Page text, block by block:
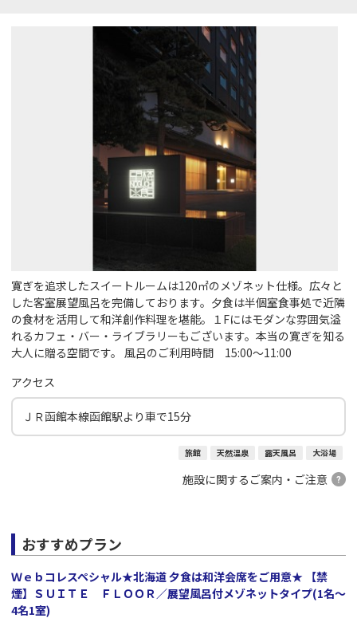
寛ぎを追求したスイートルームは120㎡のメゾネット仕様。広々と
した客室展望風呂を完備しております。夕食は半個室食事処で近隣
の食材を活用して和洋創作料理を堪能。１Fにはモダンな雰囲気溢
れるカフェ・バー・ライブラリーもございます。本当の寛ぎを知る
大人に贈る空間です。 風呂のご利用時間 15:00～11:00
アクセス
ＪＲ函館本線函館駅より車で15分
旅館 天然温泉 露天風呂 大浴場
施設に関するご案内・ご注意
おすすめプラン
Ｗｅｂコレスペシャル★北海道 夕食は和洋会席をご用意★ 【禁
煙】ＳＵＩＴＥ ＦＬＯＯＲ／展望風呂付メゾネットタイプ(1名～
4名1室)